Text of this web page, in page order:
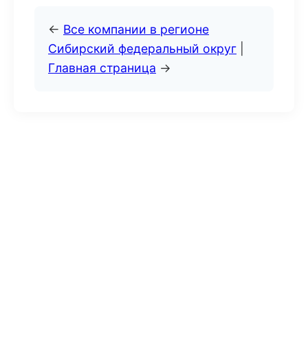
← Все компании в регионе
Сибирский федеральный округ
Главная страница →